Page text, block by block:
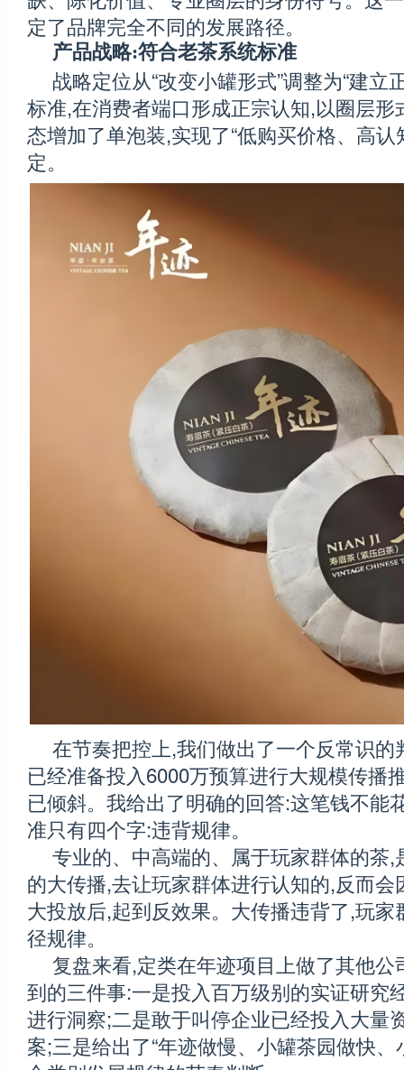
定了品牌完全不同的发展路径。
产品战略:符合老茶系统标准
战略定位从“改变小罐形式”调整为“建立
标准,在消费者端口形成正宗认知,以圈层形
态增加了单泡装,实现了“低购买价格、高认
定。
在节奏把控上,我们做出了一个反常识的
已经准备投入6000万预算进行大规模传播
已倾斜。我给出了明确的回答:这笔钱不能
准只有四个字:违背规律。
专业的、中高端的、属于玩家群体的茶,
的大传播,去让玩家群体进行认知的,反而
大投放后,起到反效果。大传播违背了,玩
径规律。
复盘来看,定类在年迹项目上做了其他公
到的三件事:一是投入百万级别的实证研究
进行洞察;二是敢于叫停企业已经投入大量
案;三是给出了“年迹做慢、小罐茶园做快、